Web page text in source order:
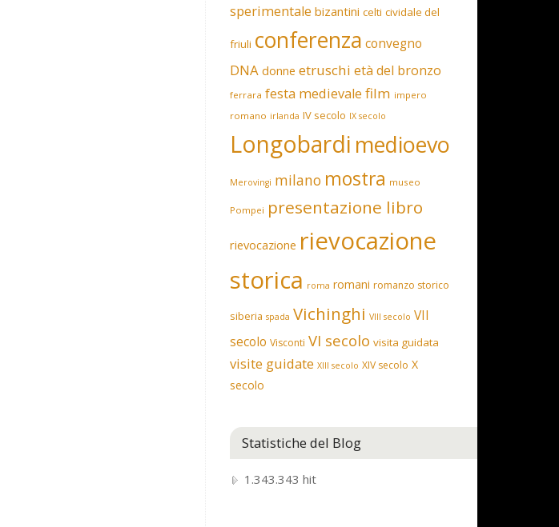
sperimentale bizantini celti cividale del
friuli conferenza convegno
DNA donne etruschi età del bronzo
ferrara festa medievale film impero
romano irlanda IV secolo IX secolo
Longobardi medioevo
Merovingi milano mostra museo
Pompei presentazione libro
rievocazione rievocazione
storica roma romani romanzo storico
siberia spada Vichinghi VIII secolo VII
secolo Visconti VI secolo visita guidata
visite guidate XIII secolo XIV secolo X
secolo
Statistiche del Blog
1.343.343 hit